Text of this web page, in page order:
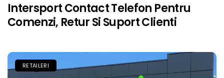
Intersport Contact Telefon Pentru
Comenzi, Retur Si Suport Clienti
RETAILERI